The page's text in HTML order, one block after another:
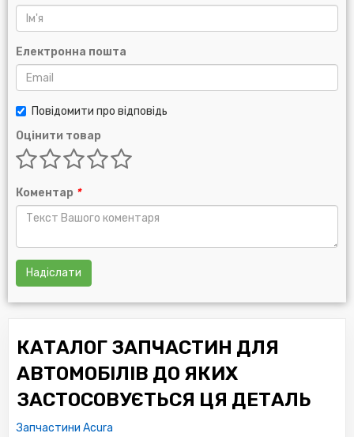
Електронна пошта
Повідомити про відповідь
Оцінити товар
Коментар *
Надіслати
КАТАЛОГ ЗАПЧАСТИН ДЛЯ
АВТОМОБІЛІВ ДО ЯКИХ
ЗАСТОСОВУЄТЬСЯ ЦЯ ДЕТАЛЬ
Запчастини Acura